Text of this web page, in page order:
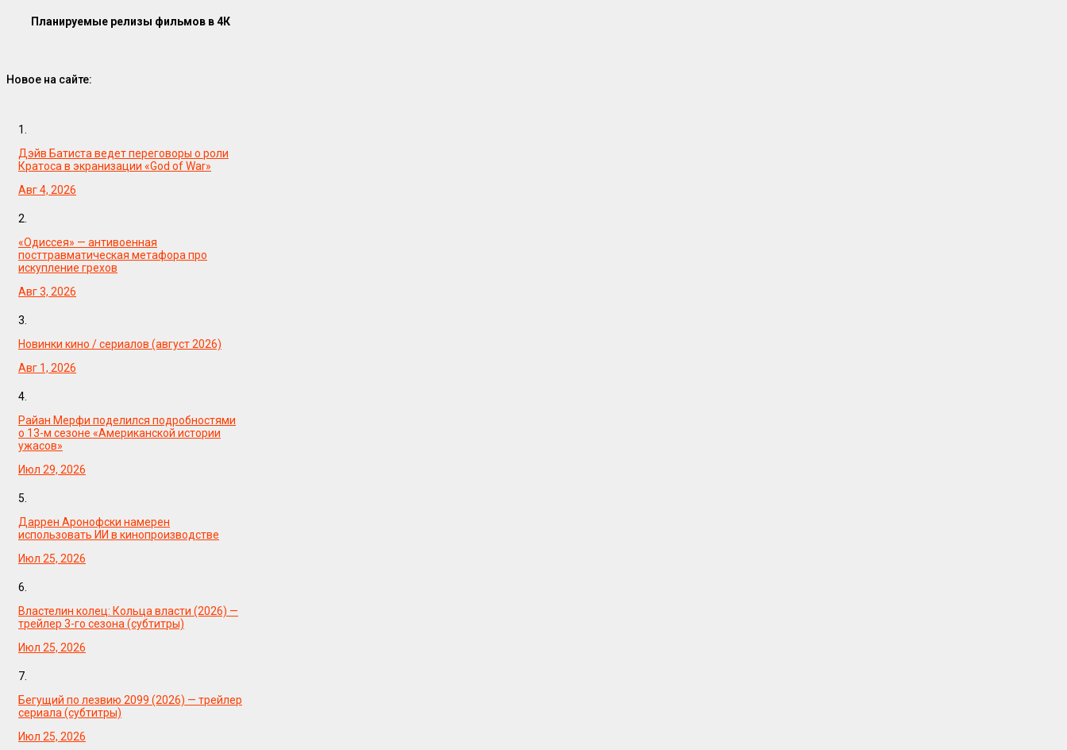
Планируемые релизы фильмов в 4К
Новое на сайте:
1.
Дэйв Батиста ведет переговоры о роли
Кратоса в экранизации «God of War»
Авг 4, 2026
2.
«Одиссея» — антивоенная
посттравматическая метафора про
искупление грехов
Авг 3, 2026
3.
Новинки кино / сериалов (август 2026)
Авг 1, 2026
4.
Райан Мерфи поделился подробностями
о 13-м сезоне «Американской истории
ужасов»
Июл 29, 2026
5.
Даррен Аронофски намерен
использовать ИИ в кинопроизводстве
Июл 25, 2026
6.
Властелин колец: Кольца власти (2026) —
трейлер 3-го сезона (субтитры)
Июл 25, 2026
7.
Бегущий по лезвию 2099 (2026) — трейлер
сериала (субтитры)
Июл 25, 2026